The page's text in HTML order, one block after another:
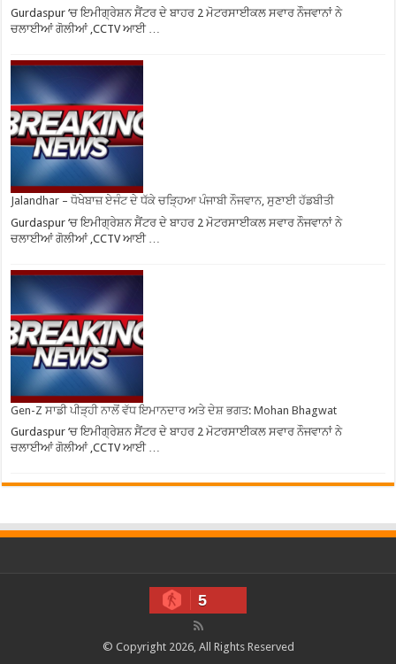
Gurdaspur ‘ਚ ਇਮੀਗ੍ਰੇਸ਼ਨ ਸੈਂਟਰ ਦੇ ਬਾਹਰ 2 ਮੋਟਰਸਾਈਕਲ ਸਵਾਰ ਨੌਜਵਾਨਾਂ ਨੇ
ਚਲਾਈਆਂ ਗੋਲੀਆਂ ,CCTV ਆਈ …
Jalandhar – ਧੋਖੇਬਾਜ਼ ਏਜੰਟ ਦੇ ਧੱਕੇ ਚੜ੍ਹਿਆ ਪੰਜਾਬੀ ਨੌਜਵਾਨ, ਸੁਣਾਈ ਹੱਡਬੀਤੀ
Gurdaspur ‘ਚ ਇਮੀਗ੍ਰੇਸ਼ਨ ਸੈਂਟਰ ਦੇ ਬਾਹਰ 2 ਮੋਟਰਸਾਈਕਲ ਸਵਾਰ ਨੌਜਵਾਨਾਂ ਨੇ
ਚਲਾਈਆਂ ਗੋਲੀਆਂ ,CCTV ਆਈ …
Gen-Z ਸਾਡੀ ਪੀੜ੍ਹੀ ਨਾਲੋਂ ਵੱਧ ਇਮਾਨਦਾਰ ਅਤੇ ਦੇਸ਼ ਭਗਤ: Mohan Bhagwat
Gurdaspur ‘ਚ ਇਮੀਗ੍ਰੇਸ਼ਨ ਸੈਂਟਰ ਦੇ ਬਾਹਰ 2 ਮੋਟਰਸਾਈਕਲ ਸਵਾਰ ਨੌਜਵਾਨਾਂ ਨੇ
ਚਲਾਈਆਂ ਗੋਲੀਆਂ ,CCTV ਆਈ …
5
© Copyright 2026, All Rights Reserved